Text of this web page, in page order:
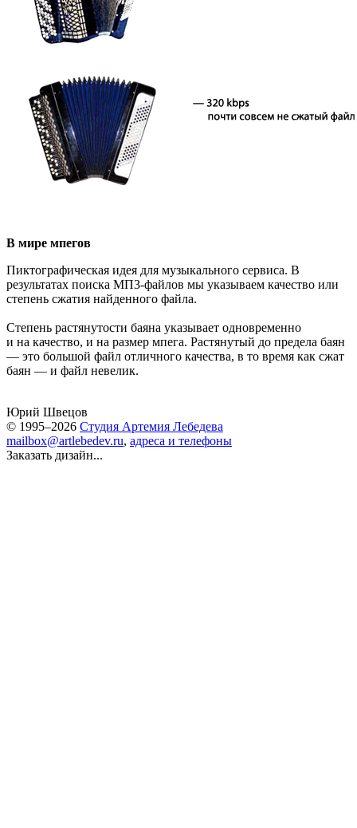
В мире мпегов
Пиктографическая идея для музыкального сервиса. В
результатах поиска МП3-файлов мы указываем качество или
степень сжатия найденного файла.
Степень растянутости баяна указывает одновременно
и на качество, и на размер мпега. Растянутый до предела баян
— это большой файл отличного качества, в то время как сжат
баян — и файл невелик.
Юрий Швецов
© 1995–2026 Студия Артемия Лебедева
mailbox@artlebedev.ru, адреса и телефоны
Заказать дизайн...